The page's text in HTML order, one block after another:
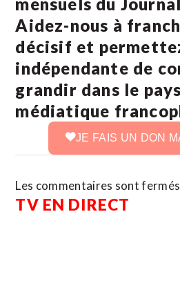
Aidez-nous à
décisif et
indépendante de
grandir dans le
médiatique
JE FAIS UN DON
Les commentaires sont
TV EN DIRECT